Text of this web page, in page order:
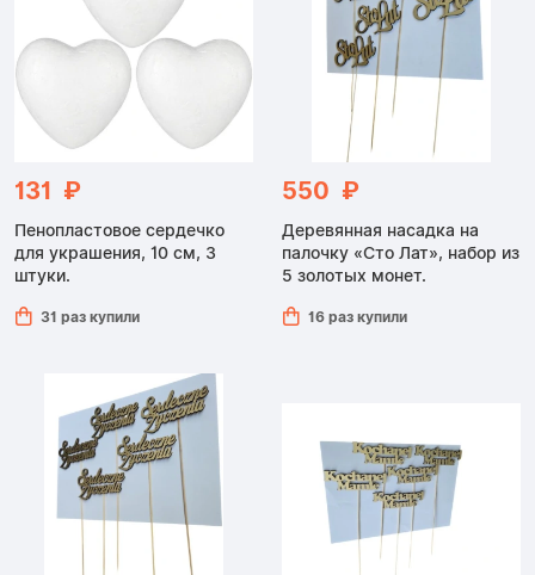
131 ₽
Пенопластовое сердечко
для украшения, 10 см, 3
штуки.
31 раз купили
550 ₽
Деревянная насадка на
палочку «Сто Лат», набор из
5 золотых монет.
16 раз купили